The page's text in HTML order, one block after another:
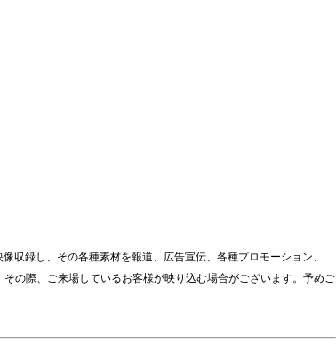
収録し、その各種素材を報道、広告宣伝、各種プロモーション、
の際、ご来場しているお客様が映り込む場合がございます。予めご